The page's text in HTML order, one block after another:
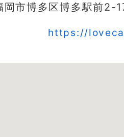
岡市博多区博多駅前2-
https://